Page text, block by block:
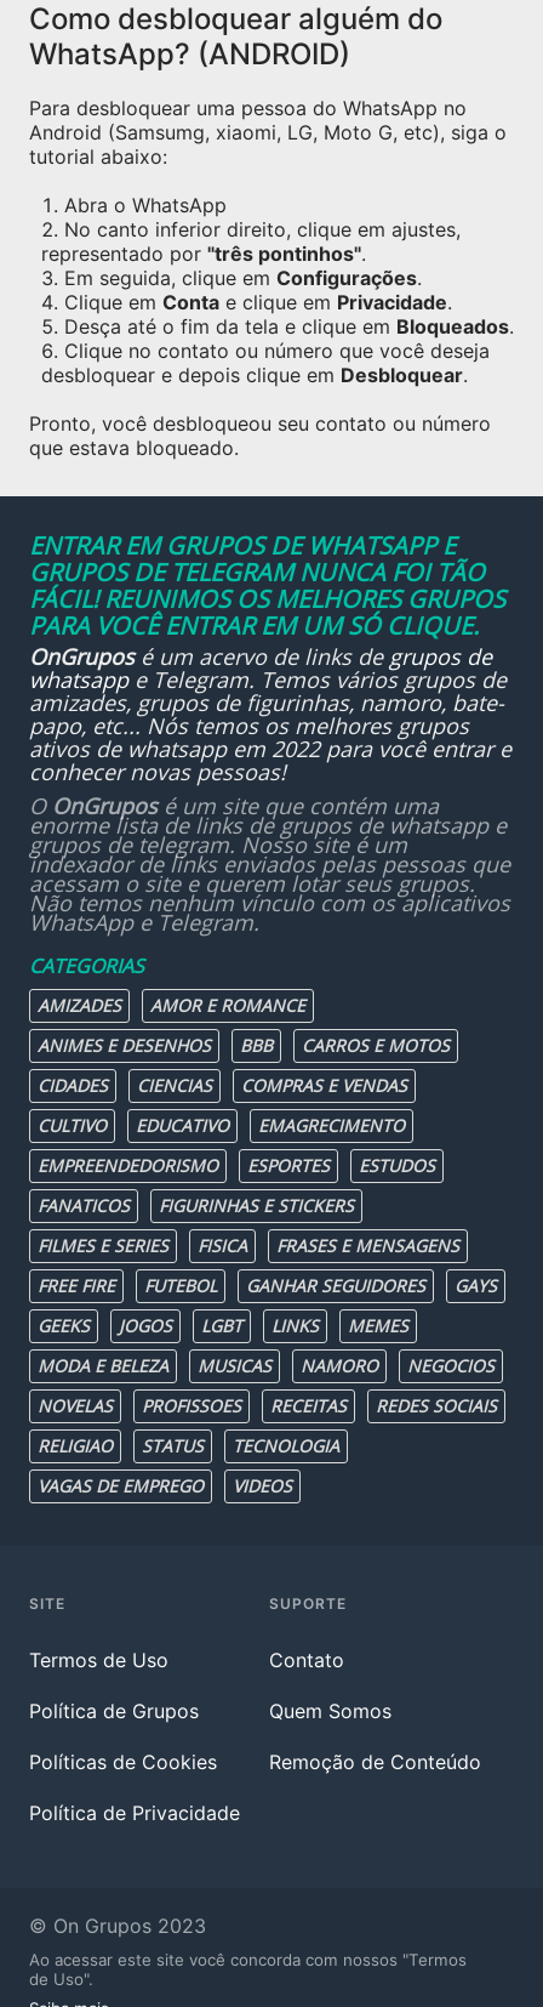
Como desbloquear alguém do
WhatsApp? (ANDROID)
Para desbloquear uma pessoa do WhatsApp no
Android (Samsumg, xiaomi, LG, Moto G, etc), siga o
tutorial abaixo:
Abra o WhatsApp
No canto inferior direito, clique em ajustes,
representado por "três pontinhos".
Em seguida, clique em Configurações.
Clique em Conta e clique em Privacidade.
Desça até o fim da tela e clique em Bloqueados.
Clique no contato ou número que você deseja
desbloquear e depois clique em Desbloquear.
Pronto, você desbloqueou seu contato ou número
que estava bloqueado.
ENTRAR EM GRUPOS DE WHATSAPP E
GRUPOS DE TELEGRAM NUNCA FOI TÃO
FÁCIL! REUNIMOS OS MELHORES GRUPOS
PARA VOCÊ ENTRAR EM UM SÓ CLIQUE.
OnGruposé um acervo de links de grupos de
whatsappe Telegram. Temos vários grupos de
amizades, grupos de figurinhas, namoro, bate-
papo, etc... Nós temos os melhores grupos
ativos de whatsapp em 2022 para você entrar e
conhecer novas pessoas!
O OnGruposé um site que contém uma
enorme lista de links de grupos de whatsapp e
grupos de telegram. Nosso site é um
indexador de links enviados pelas pessoas que
acessam o site e querem lotar seus grupos.
Não temos nenhum vínculo com os aplicativos
WhatsApp e Telegram.
CATEGORIAS
AMIZADES
AMOR E ROMANCE
ANIMES E DESENHOS
BBB
CARROS E MOTOS
CIDADES
CIENCIAS
COMPRAS E VENDAS
CULTIVO
EDUCATIVO
EMAGRECIMENTO
EMPREENDEDORISMO
ESPORTES
ESTUDOS
FANATICOS
FIGURINHAS E STICKERS
FILMES E SERIES
FISICA
FRASES E MENSAGENS
FREE FIRE
FUTEBOL GANHAR SEGUIDORES
GAYS
GEEKS
JOGOS LGBT LINKS
MEMES
MODA E BELEZA
MUSICAS NAMORO
NEGOCIOS
NOVELAS
PROFISSOES RECEITAS
REDES SOCIAIS
RELIGIAO
STATUS
TECNOLOGIA
VAGAS DE EMPREGO
VIDEOS
SITE
Termos de Uso
Política de Grupos
Políticas de Cookies
Política de Privacidade
SUPORTE
Contato
Quem Somos
Remoção de Conteúdo
© On Grupos 2023
Ao acessar este site você concorda com nossos "Termos
de Uso".